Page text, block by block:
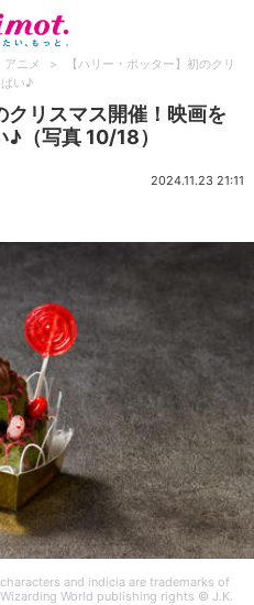
アニメ >
【ハリー・ポッター】初のクリ
い♪
クリスマス開催！映画を
（写真 10/18）
2024.11.23 21:11
and indicia are trademarks of
World publishing rights © J.K.